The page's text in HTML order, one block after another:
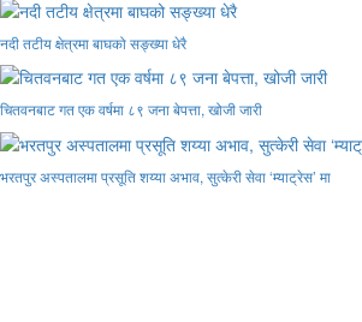
नदी तटीय क्षेत्रमा बाघको सङ्ख्या धेरै
चितवनबाट गत एक वर्षमा ८९ जना बेपत्ता, खोजी जारी
भरतपुर अस्पतालमा प्रसूति शय्या अभाव, सुत्केरी सेवा ‘म्याट्रेस’ मा